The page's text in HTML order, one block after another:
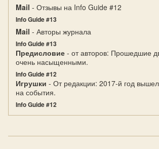
Mail - Отзывы на Info Guide #12
Info Guide #13
Mail - Авторы журнала
Info Guide #13
Предисловие - от авторов: Прошедшие
очень насыщенными.
Info Guide #12
Игрушки - От редакции: 2017-й год
на события.
Info Guide #12